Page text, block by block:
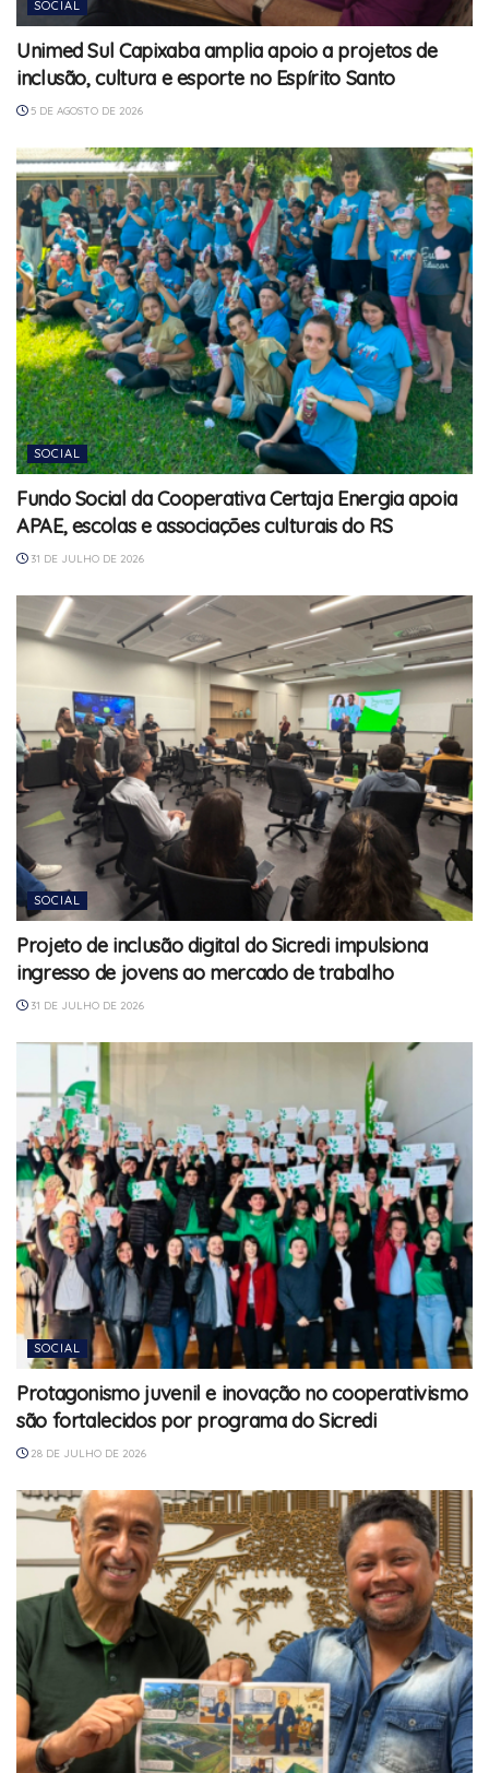
SOCIAL
Unimed Sul Capixaba amplia apoio a projetos de
inclusão, cultura e esporte no Espírito Santo
5 DE AGOSTO DE 2026
SOCIAL
Fundo Social da Cooperativa Certaja Energia apoia
APAE, escolas e associações culturais do RS
31 DE JULHO DE 2026
SOCIAL
Projeto de inclusão digital do Sicredi impulsiona
ingresso de jovens ao mercado de trabalho
31 DE JULHO DE 2026
SOCIAL
Protagonismo juvenil e inovação no cooperativismo
são fortalecidos por programa do Sicredi
28 DE JULHO DE 2026